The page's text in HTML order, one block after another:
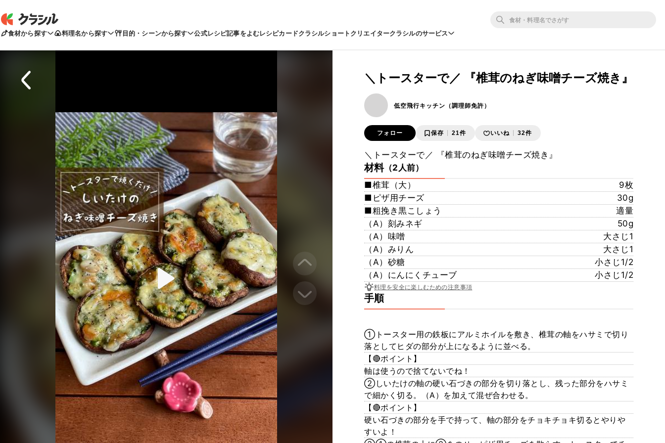
食材から探す 料理名から探す 目的・シーンから探す 公式レシピ記事をよむレシピカードクラシルショートクリエイタークラシルのサービス
＼トースターで／ 『椎茸のねぎ味噌チーズ焼き』
低空飛行キッチン（調理師免許）
フォロー 保存 21件 いいね 32件
＼トースターで／ 『椎茸のねぎ味噌チーズ焼き』
材料（2人前）
■椎茸（大）
9枚
■ピザ用チーズ
30g
■粗挽き黒こしょう
適量
（A）刻みネギ
50g
（A）味噌
大さじ1
（A）みりん
大さじ1
（A）砂糖
小さじ1/2
（A）にんにくチューブ
小さじ1/2
料理を安全に楽しむための注意事項
手順
①トースター用の鉄板にアルミホイルを敷き、椎茸の軸をハサミで切り
落としてヒダの部分が上になるように並べる。
【🔴ポイント】
軸は使うので捨てないでね！
②しいたけの軸の硬い石づきの部分を切り落とし、残った部分をハサミ
で細かく切る。（A）を加えて混ぜ合わせる。
【🔴ポイント】
硬い石づきの部分を手で持って、軸の部分をチョキチョキ切るとやりや
すいよ！